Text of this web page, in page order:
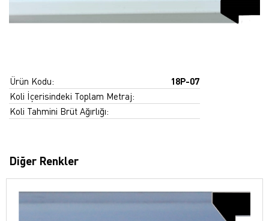
Ürün Kodu:
18P-07
Koli İçerisindeki Toplam Metraj:
Koli Tahmini Brüt Ağırlığı:
Diğer Renkler